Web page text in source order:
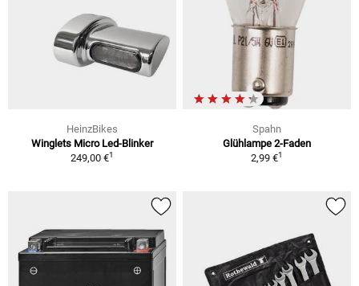
HeinzBikes
Winglets Micro Led-Blinker
249,00 €1
Spahn
Glühlampe 2-Faden
2,99 €1